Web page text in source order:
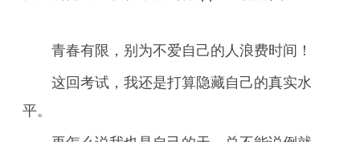
青春有限，别为不爱自己的人浪费时间！
这回考试，我还是打算隐藏自己的真实水
平。